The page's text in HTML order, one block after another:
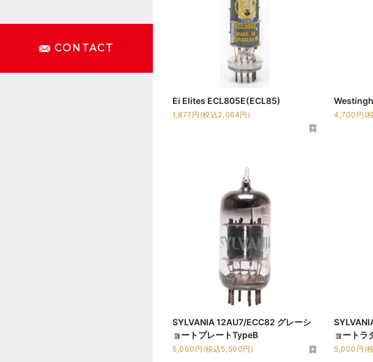
CONTACT
Ei Elites ECL805E(ECL85)
1,877円(税込2,064円) 4,700円(
SYLVANIA 12AU7/ECC82 グレーシ
ョートプレートTypeB
5,000円(税込5,500円)
ョートラ
5,000円(